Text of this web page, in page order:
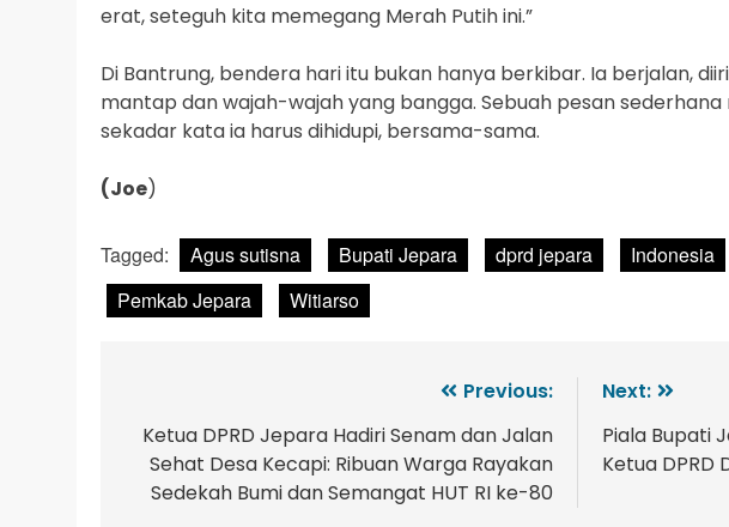
erat, seteguh kita memegang Merah Putih ini.”
Di Bantrung, bendera hari itu bukan hanya berkibar. Ia berjalan,
mantap dan wajah-wajah yang bangga. Sebuah pesan
sekadar kata ia harus dihidupi, bersama-sama.
(Joe)
Tagged: Agus sutisna Bupati Jepara dprd jepara Indonesia
Pemkab Jepara
Witiarso
Previous:
Ketua DPRD Jepara Hadiri Senam dan Jalan
Sehat Desa Kecapi: Ribuan Warga Rayakan
Sedekah Bumi dan Semangat HUT RI ke-80
Next:
Piala Bupati
Ketua DPRD